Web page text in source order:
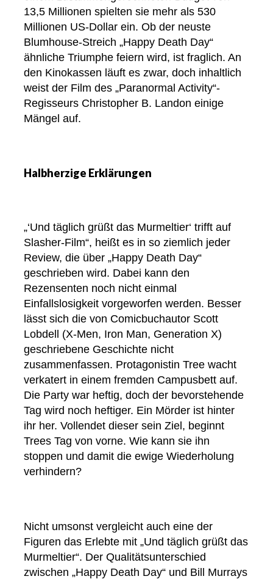
13,5 Millionen spielten sie mehr als 530
Millionen US-Dollar ein. Ob der neuste
Blumhouse-Streich „Happy Death Day“
ähnliche Triumphe feiern wird, ist fraglich. An
den Kinokassen läuft es zwar, doch inhaltlich
weist der Film des „Paranormal Activity“-
Regisseurs Christopher B. Landon einige
Mängel auf.
Halbherzige Erklärungen
„‘Und täglich grüßt das Murmeltier‘ trifft auf
Slasher-Film“, heißt es in so ziemlich jeder
Review, die über „Happy Death Day“
geschrieben wird. Dabei kann den
Rezensenten noch nicht einmal
Einfallslosigkeit vorgeworfen werden. Besser
lässt sich die von Comicbuchautor Scott
Lobdell (X-Men, Iron Man, Generation X)
geschriebene Geschichte nicht
zusammenfassen. Protagonistin Tree wacht
verkatert in einem fremden Campusbett auf.
Die Party war heftig, doch der bevorstehende
Tag wird noch heftiger. Ein Mörder ist hinter
ihr her. Vollendet dieser sein Ziel, beginnt
Trees Tag von vorne. Wie kann sie ihn
stoppen und damit die ewige Wiederholung
verhindern?
Nicht umsonst vergleicht auch eine der
Figuren das Erlebte mit „Und täglich grüßt das
Murmeltier“. Der Qualitätsunterschied
zwischen „Happy Death Day“ und Bill Murrays